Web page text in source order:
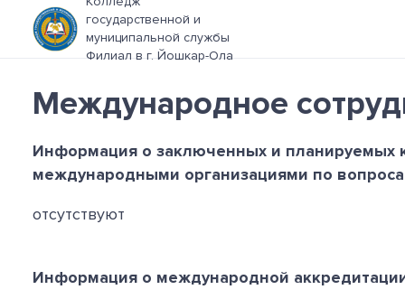
государственной и
муниципальной службы
Филиал в г. Йошкар-Ола
Международное
Информация о заключенных и планируемых
международными организациями по
отсутствуют
Информация о международной